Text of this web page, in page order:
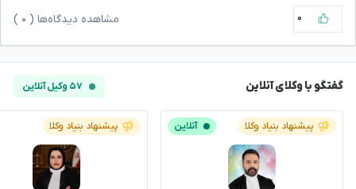
۰ مشاهده دیدگاه‌ها ( ۰
گفتگو با وکلای آنلاین ۵۷ وکیل آنلاین
پیشنهاد بنیاد وکلا آنلاین پیشنهاد بنیاد وکلا